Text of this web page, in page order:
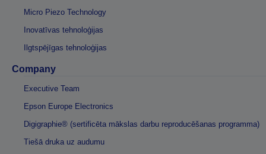
Micro Piezo Technology
Inovatīvas tehnoloģijas
Ilgtspējīgas tehnoloģijas
Company
Executive Team
Epson Europe Electronics
Digigraphie® (sertificēta mākslas darbu reproducēšanas programma)
Tiešā druka uz audumu